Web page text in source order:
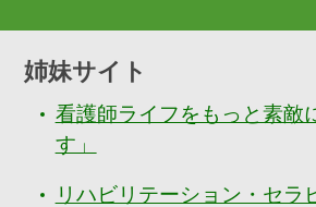
姉妹サイト
看護師ライフをもっと素敵
す」
リハビリテーション・セラ